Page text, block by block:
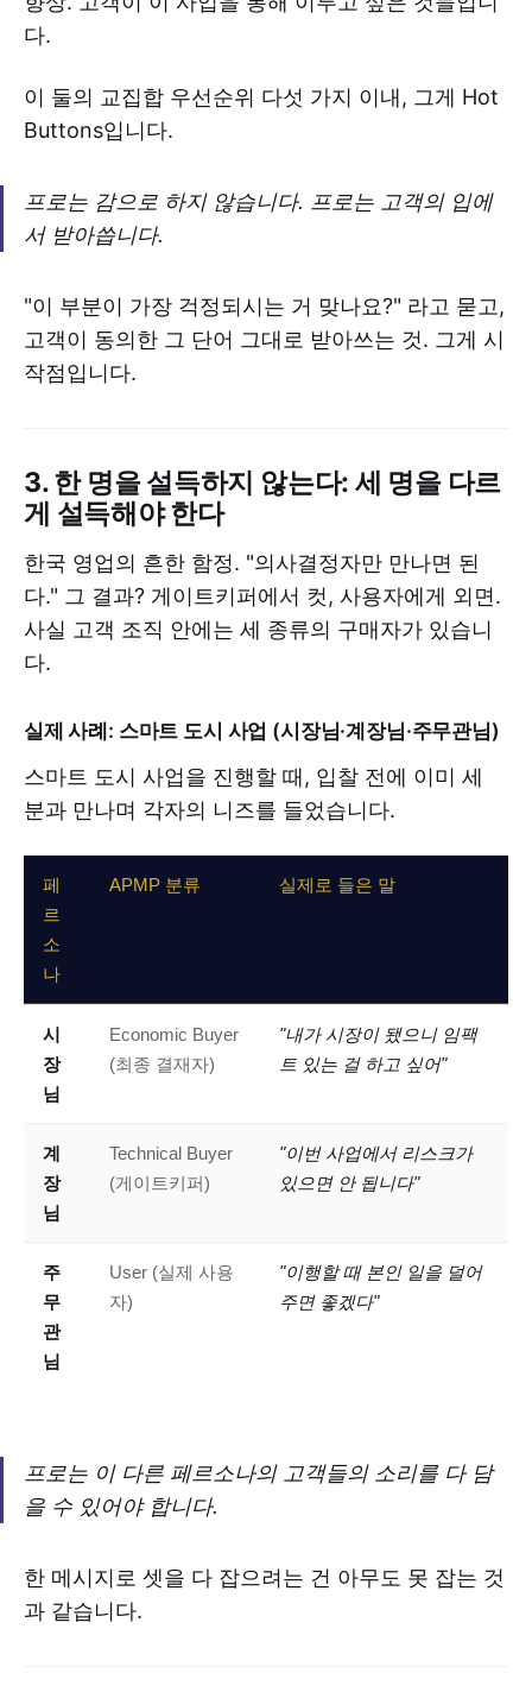
다.
이 둘의 교집합 우선순위 다섯 가지 이내, 그게 Hot
Buttons입니다.
프로는 감으로 하지 않습니다. 프로는 고객의 입에
서 받아씁니다.
"이 부분이 가장 걱정되시는 거 맞나요?" 라고 묻고,
고객이 동의한 그 단어 그대로 받아쓰는 것. 그게 시
작점입니다.
3. 한 명을 설득하지 않는다: 세 명을 다르
게 설득해야 한다
한국 영업의 흔한 함정. "의사결정자만 만나면 된
다." 그 결과? 게이트키퍼에서 컷, 사용자에게 외면.
사실 고객 조직 안에는 세 종류의 구매자가 있습니
다.
실제 사례: 스마트 도시 사업 (시장님·계장님·주무관님)
스마트 도시 사업을 진행할 때, 입찰 전에 이미 세
분과 만나며 각자의 니즈를 들었습니다.
페
르
소
나
APMP 분류 실제로 들은 말
시
장
님
Economic Buyer
(최종 결재자)
"내가 시장이 됐으니 임팩
트 있는 걸 하고 싶어"
계
장
님
Technical Buyer
(게이트키퍼)
"이번 사업에서 리스크가
있으면 안 됩니다"
주
무
관
님
User (실제 사용
자)
"이행할 때 본인 일을 덜어
주면 좋겠다"
프로는 이 다른 페르소나의 고객들의 소리를 다 담
을 수 있어야 합니다.
한 메시지로 셋을 다 잡으려는 건 아무도 못 잡는 것
과 같습니다.